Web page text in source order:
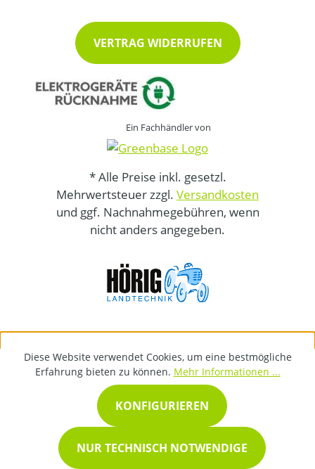
VERTRAG WIDERRUFEN
Ein Fachhändler von
* Alle Preise inkl. gesetzl.
Mehrwertsteuer zzgl. Versandkosten
und ggf. Nachnahmegebühren, wenn
nicht anders angegeben.
Diese Website verwendet Cookies, um eine bestmögliche
Erfahrung bieten zu können. Mehr Informationen ...
NUR TECHNISCH NOTWENDIGE
KONFIGURIEREN